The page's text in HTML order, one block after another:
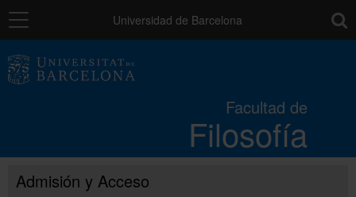
Navegación Universidad de Barcelona
Facultad de
Filosofía
Estudios
Investigación e innovación
Admisión y Acceso